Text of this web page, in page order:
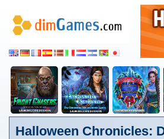
Halloween Chronicles: